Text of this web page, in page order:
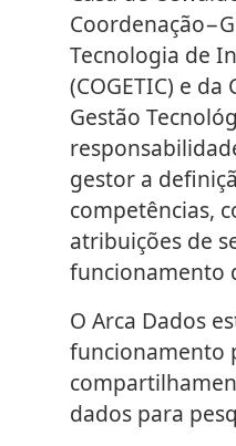
Tecnologia de
(COGETIC) e
Gestão
gestor a
competências,
atribuições de
funcionamento
O Arca Dados
funcionamento
dados para